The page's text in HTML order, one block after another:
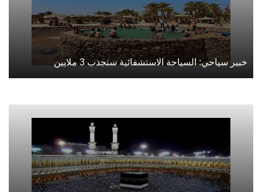
خبير سياحي: السياحة الاستشفائية ستجذب 3 ملايين